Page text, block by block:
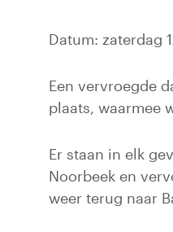
Datum: zaterdag
Een vervroegde
plaats, waarmee
Er staan in elk
Noorbeek en
weer terug naar